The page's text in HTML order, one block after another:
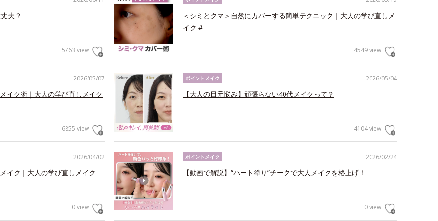
夫？
5763 view
＜シミとクマ＞自然にカバーする簡単テクニック｜大人の学び直しメ
イク #
4549 view
2026/05/07
イク術｜大人の学び直しメイク
6855 view
2026/05/04
ポイントメイク
【大人の目元悩み】頑張らない40代メイクって？
4104 view
2026/04/02
イク｜大人の学び直しメイク
0 view
2026/02/24
ポイントメイク
【動画で解説】“ハート塗り”チークで大人メイクを格上げ！
0 view